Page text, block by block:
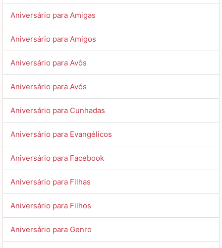
Aniversário para Amigas
Aniversário para Amigos
Aniversário para Avôs
Aniversário para Avós
Aniversário para Cunhadas
Aniversário para Evangélicos
Aniversário para Facebook
Aniversário para Filhas
Aniversário para Filhos
Aniversário para Genro